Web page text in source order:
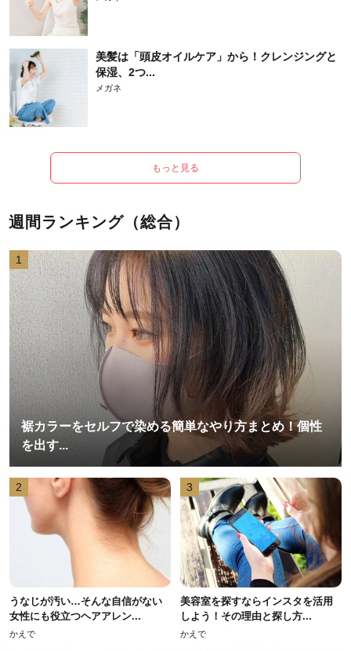
美髪は「頭皮オイルケア」から！クレンジングと
保湿、2つ...
メガネ
もっと見る
週間ランキング（総合）
1
裾カラーをセルフで染める簡単なやり方まとめ！個性
を出す...
2
うなじが汚い…そんな自信がない
女性にも役立つヘアアレン...
かえで
3
美容室を探すならインスタを活用
しよう！その理由と探し方...
かえで